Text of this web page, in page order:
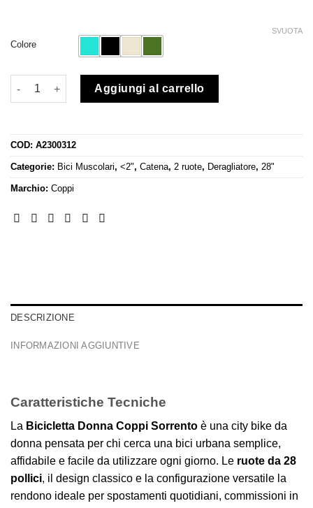
Colore
SVUOTA
Aggiungi al carrello
COD: A2300312
Categorie: Bici Muscolari, <2", Catena, 2 ruote, Deragliatore, 28"
Marchio: Coppi
DESCRIZIONE
INFORMAZIONI AGGIUNTIVE
Caratteristiche Tecniche
La Bicicletta Donna Coppi Sorrento è una city bike da
donna pensata per chi cerca una bici urbana semplice,
affidabile e facile da utilizzare ogni giorno. Le ruote da 28
pollici, il design classico e la configurazione versatile la
rendono ideale per spostamenti quotidiani, commissioni in